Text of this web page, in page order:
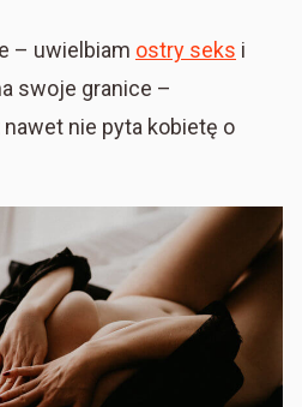
– uwielbiam ostry seks i
swoje granice –
nie pyta kobietę o